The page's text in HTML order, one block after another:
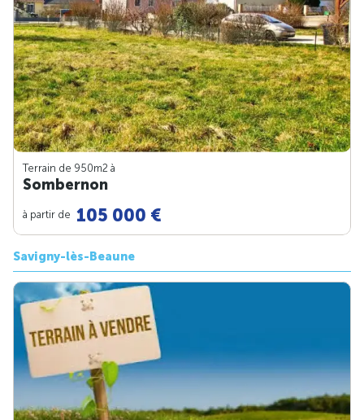
Terrain de 950m2 à
Sombernon
à partir de 105 000 €
Savigny-lès-Beaune